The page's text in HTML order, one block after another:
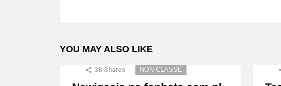
YOU MAY ALSO LIKE
38 Shares NON CLASSÉ